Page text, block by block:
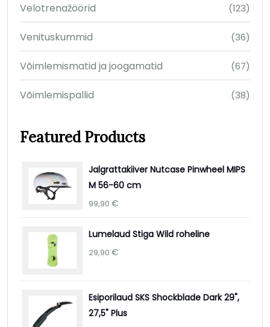
Velotrenažöörid (123)
Venituskummid (36)
Võimlemismatid ja joogamatid (67)
Võimlemispallid (38)
Featured Products
Jalgrattakiiver Nutcase Pinwheel MIPS
M 56-60 cm
99,90 €
Lumelaud Stiga Wild roheline
29,90 €
Esiporilaud SKS Shockblade Dark 29",
27,5" Plus